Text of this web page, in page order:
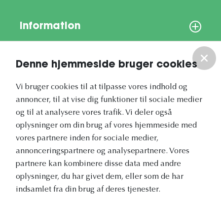
Denne hjemmeside bruger cookies
Vi bruger cookies til at tilpasse vores indhold og
annoncer, til at vise dig funktioner til sociale medier
og til at analysere vores trafik. Vi deler også
oplysninger om din brug af vores hjemmeside med
vores partnere inden for sociale medier,
annonceringspartnere og analysepartnere. Vores
partnere kan kombinere disse data med andre
oplysninger, du har givet dem, eller som de har
indsamlet fra din brug af deres tjenester.
Information
Vores nyhedsbrev
Vetapotek.dk er en del af
Evidensia
Dyresundhedspleje